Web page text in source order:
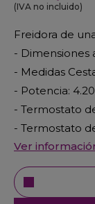
(IVA no incluido)
Freidora de
- Dimensiones
- Medidas
- Potencia:
- Termostato
- Termostato
Ver